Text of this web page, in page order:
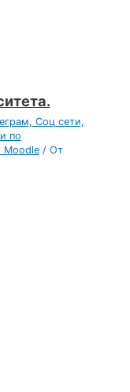
Соц сети,
по
Moodle/ От